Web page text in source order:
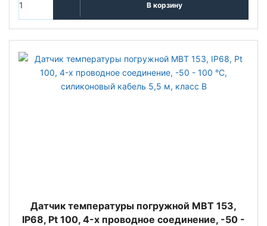
В корзину
Датчик температуры погружной MBT 153,
IP68, Pt 100, 4-х проводное соединение, -50 -